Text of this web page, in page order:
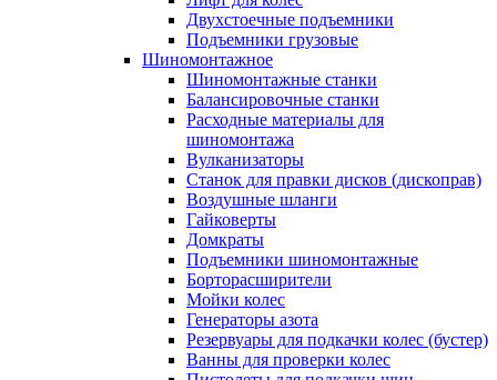
Двухстоечные подъемники
Подъемники грузовые
Шиномонтажное
Шиномонтажные станки
Балансировочные станки
Расходные материалы для
шиномонтажа
Вулканизаторы
Станок для правки дисков (дископрав)
Воздушные шланги
Гайковерты
Домкраты
Подъемники шиномонтажные
Борторасширители
Мойки колес
Генераторы азота
Резервуары для подкачки колес (бустер)
Ванны для проверки колес